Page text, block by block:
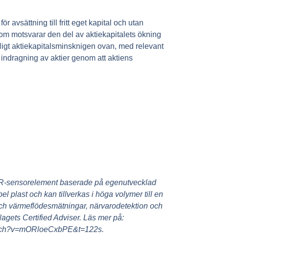
avsättning till fritt eget kapital och utan
motsvarar den del av aktiekapitalets ökning
aktiekapitalsminsknigen ovan, med relevant
av aktier genom att aktiens
sensorelement baserade på egenutvecklad
plast och kan tillverkas i höga volymer till en
värmeflödesmätningar, närvarodetektion och
Certified Adviser. Läs mer på: